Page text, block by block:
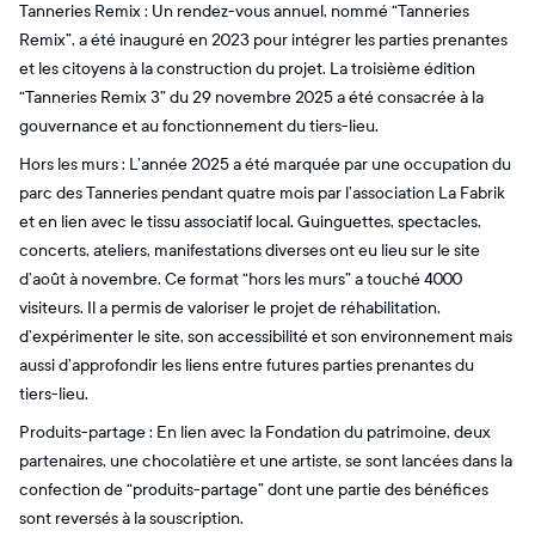
Tanneries Remix : Un rendez-vous annuel, nommé “Tanneries
Remix”, a été inauguré en 2023 pour intégrer les parties prenantes
et les citoyens à la construction du projet. La troisième édition
“Tanneries Remix 3” du 29 novembre 2025 a été consacrée à la
gouvernance et au fonctionnement du tiers-lieu.
Hors les murs : L’année 2025 a été marquée par une occupation du
parc des Tanneries pendant quatre mois par l’association La Fabrik
et en lien avec le tissu associatif local. Guinguettes, spectacles,
concerts, ateliers, manifestations diverses ont eu lieu sur le site
d’août à novembre. Ce format “hors les murs” a touché 4000
visiteurs. Il a permis de valoriser le projet de réhabilitation,
d’expérimenter le site, son accessibilité et son environnement mais
aussi d’approfondir les liens entre futures parties prenantes du
tiers-lieu.
Produits-partage : En lien avec la Fondation du patrimoine, deux
partenaires, une chocolatière et une artiste, se sont lancées dans la
confection de “produits-partage” dont une partie des bénéfices
sont reversés à la souscription.